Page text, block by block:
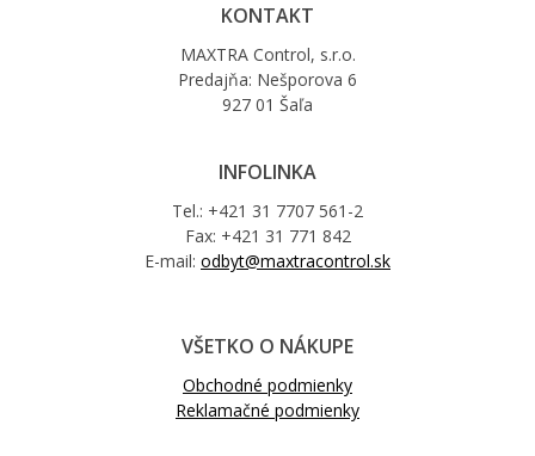
KONTAKT
MAXTRA Control, s.r.o.
Predajňa: Nešporova 6
927 01 Šaľa
INFOLINKA
Tel.: +421 31 7707 561-2
Fax: +421 31 771 842
E-mail: odbyt@maxtracontrol.sk
VŠETKO O NÁKUPE
Obchodné podmienky
Reklamačné podmienky